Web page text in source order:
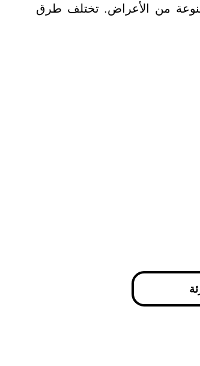
من الأعراض. تختلف طرق